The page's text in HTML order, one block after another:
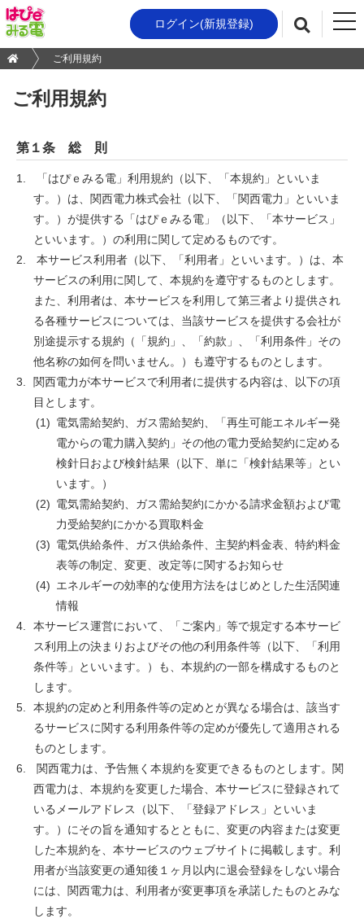
t
g
ログイン(新規登録) 検索
ご利用規約
ご利用規約
第１条 総 則
「はぴｅみる電」利用規約（以下、「本規約」といいま
す。）は、関西電力株式会社（以下、「関西電力」といいま
す。）が提供する「はぴｅみる電」（以下、「本サービス」
といいます。）の利用に関して定めるものです。
本サービス利用者（以下、「利用者」といいます。）は、本
サービスの利用に関して、本規約を遵守するものとします。
また、利用者は、本サービスを利用して第三者より提供され
る各種サービスについては、当該サービスを提供する会社が
別途提示する規約（「規約」、「約款」、「利用条件」その
他名称の如何を問いません。）も遵守するものとします。
関西電力が本サービスで利用者に提供する内容は、以下の項
目とします。
電気需給契約、ガス需給契約、「再生可能エネルギー発
電からの電力購入契約」その他の電力受給契約に定める
検針日および検針結果（以下、単に「検針結果等」とい
います。）
電気需給契約、ガス需給契約にかかる請求金額および電
力受給契約にかかる買取料金
電気供給条件、ガス供給条件、主契約料金表、特約料金
表等の制定、変更、改定等に関するお知らせ
エネルギーの効率的な使用方法をはじめとした生活関連
情報
本サービス運営において、「ご案内」等で規定する本サービ
ス利用上の決まりおよびその他の利用条件等（以下、「利用
条件等」といいます。）も、本規約の一部を構成するものと
します。
本規約の定めと利用条件等の定めとが異なる場合は、該当す
るサービスに関する利用条件等の定めが優先して適用される
ものとします。
関西電力は、予告無く本規約を変更できるものとします。関
西電力は、本規約を変更した場合、本サービスに登録されて
いるメールアドレス（以下、「登録アドレス」といいま
す。）にその旨を通知するとともに、変更の内容または変更
した本規約を、本サービスのウェブサイトに掲載します。利
用者が当該変更の通知後１ヶ月以内に退会登録をしない場合
には、関西電力は、利用者が変更事項を承諾したものとみな
します。